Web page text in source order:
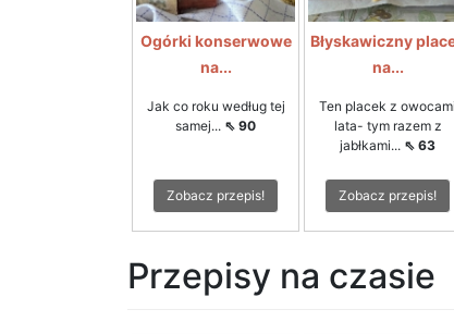
Ogórki konserwowe
na...
Jak co roku według tej
samej... ⇖ 90
Zobacz przepis!
Błyskawiczny
na...
Ten placek z owocami
lata- tym razem z
jabłkami... ⇖ 63
Zobacz przepis!
Przepisy na czasie